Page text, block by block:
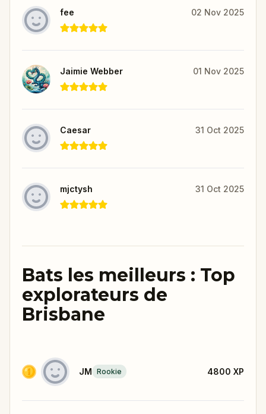
fee 02 Nov 2025
Jaimie Webber 01 Nov 2025
Caesar 31 Oct 2025
mjctysh 31 Oct 2025
Bats les meilleurs : Top
explorateurs de
Brisbane
JM Rookie 4800 XP